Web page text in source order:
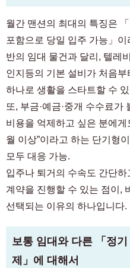
월간 맨션의 최대의 특징은
포함으로 당일 입주 가능」
반의 임대 물건과 달리, 텔레
인지등의 기본 설비가 처음
하나로 생활을 스타트할 수
또, 부금·예금·중개 수수료가
비용을 억제하고 싶은 분에게
월 이상”이라고 하는 단기형
모두 대응 가능.
입주나 퇴거의 수속도 간단
계약을 진행할 수 있는 점이,
선택되는 이유의 하나입니다.
보통 임대와 다른 「정
제」에 대해서